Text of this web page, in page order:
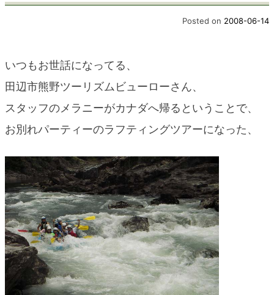
くまのエクスペリエンス
blog
Posted on 2008-06-14
いつもお世話になってる、
田辺市熊野ツーリズムビューローさん、
スタッフのメラニーがカナダへ帰るということで、
お別れパーティーのラフティングツアーになった、